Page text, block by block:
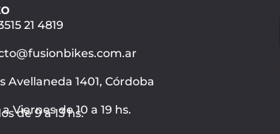
21 4819
Avellaneda 1401, Córdoba
Viernes de 10 a 19 hs.
de 9 a 13 hs.